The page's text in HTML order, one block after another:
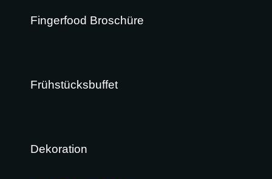
Fingerfood Broschüre
Frühstücksbuffet
Dekoration